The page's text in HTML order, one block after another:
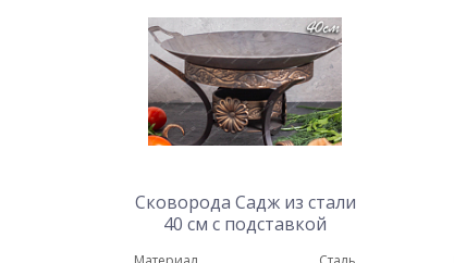
Сковорода Садж из стали
40 см с подставкой